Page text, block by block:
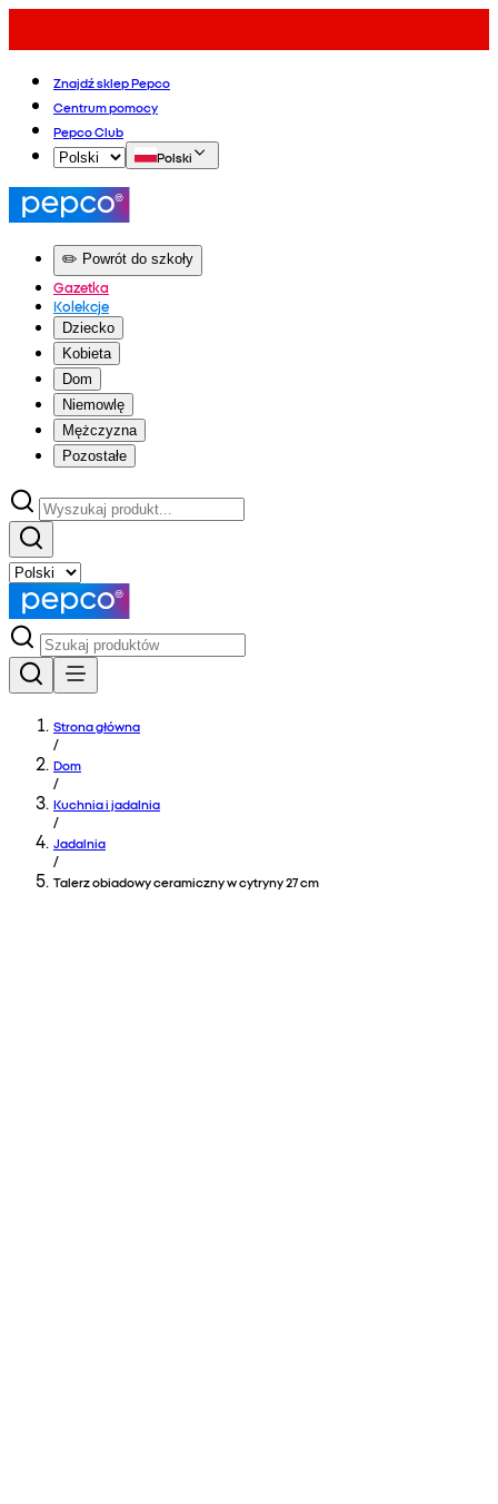
Znajdź sklep Pepco
Centrum pomocy
Pepco Club
Polski
✏️ Powrót do szkoły
Gazetka
Kolekcje
Dziecko
Kobieta
Dom
Niemowlę
Mężczyzna
Pozostałe
Strona główna
/
Dom
/
Kuchnia i jadalnia
/
Jadalnia
/
Talerz obiadowy ceramiczny w cytryny 27 cm